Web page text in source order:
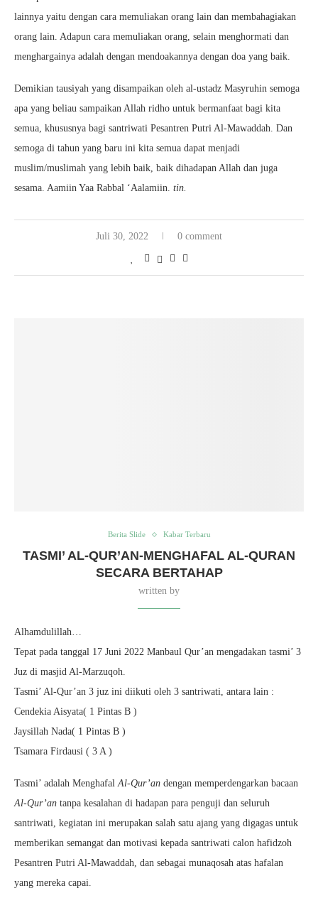
lainnya yaitu dengan cara memuliakan orang lain dan membahagiakan
orang lain. Adapun cara memuliakan orang, selain menghormati dan
menghargainya adalah dengan mendoakannya dengan doa yang baik.
Demikian tausiyah yang disampaikan oleh al-ustadz Masyruhin semoga
apa yang beliau sampaikan Allah ridho untuk bermanfaat bagi kita
semua, khususnya bagi santriwati Pesantren Putri Al-Mawaddah. Dan
semoga di tahun yang baru ini kita semua dapat menjadi
muslim/muslimah yang lebih baik, baik dihadapan Allah dan juga
sesama. Aamiin Yaa Rabbal ‘Aalamiin. tin.
Juli 30, 2022 0 comment
Berita Slide Kabar Terbaru
TASMI’ AL-QUR’AN-MENGHAFAL AL-QURAN
SECARA BERTAHAP
written by
Alhamdulillah…
Tepat pada tanggal 17 Juni 2022 Manbaul Qur’an mengadakan tasmi’ 3
Juz di masjid Al-Marzuqoh.
Tasmi’ Al-Qur’an 3 juz ini diikuti oleh 3 santriwati, antara lain :
Cendekia Aisyata( 1 Pintas B )
Jaysillah Nada( 1 Pintas B )
Tsamara Firdausi ( 3 A )
Tasmi’ adalah Menghafal Al-Qur’an dengan memperdengarkan bacaan
Al-Qur’an tanpa kesalahan di hadapan para penguji dan seluruh
santriwati, kegiatan ini merupakan salah satu ajang yang digagas untuk
memberikan semangat dan motivasi kepada santriwati calon hafidzoh
Pesantren Putri Al-Mawaddah, dan sebagai munaqosah atas hafalan
yang mereka capai.